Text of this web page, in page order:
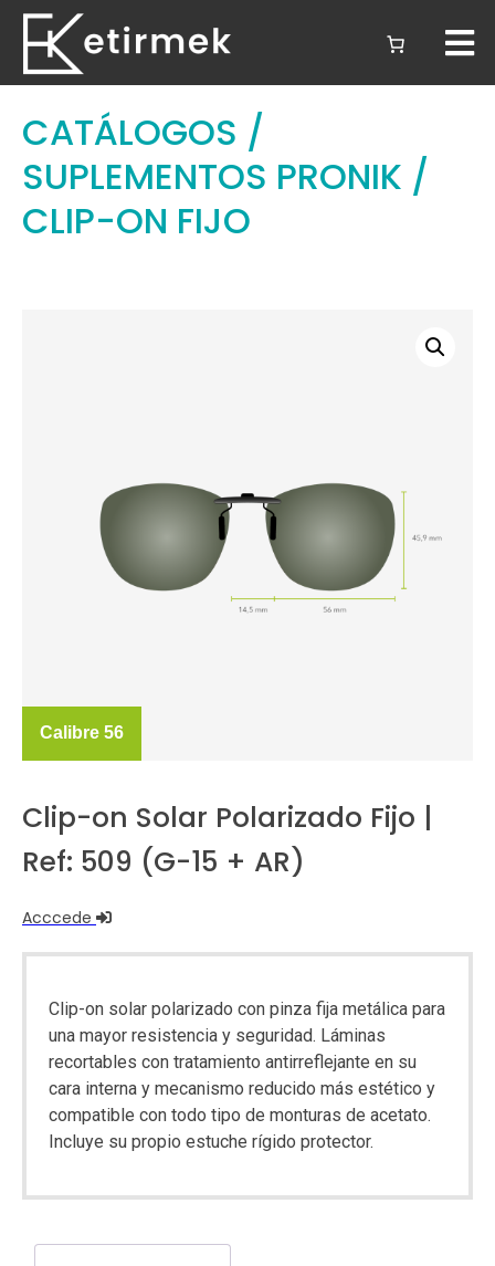
CATÁLOGOS /
SUPLEMENTOS PRONIK /
CLIP-ON FIJO
Calibre 56
Clip-on Solar Polarizado Fijo |
Ref: 509 (G-15 + AR)
Acccede
Clip-on solar polarizado con pinza fija metálica para
una mayor resistencia y seguridad. Láminas
recortables con tratamiento antirreflejante en su
cara interna y mecanismo reducido más estético y
compatible con todo tipo de monturas de acetato.
Incluye su propio estuche rígido protector.